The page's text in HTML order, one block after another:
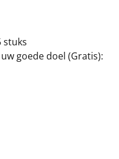
stuks
goede doel (Gratis):